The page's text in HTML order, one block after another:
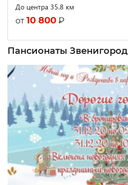
До центра 35.8 км
от 10 800 ₽
Пансионаты Звенигород